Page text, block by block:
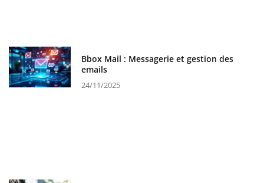
Bbox Mail : Messagerie et gestion des
emails
24/11/2025